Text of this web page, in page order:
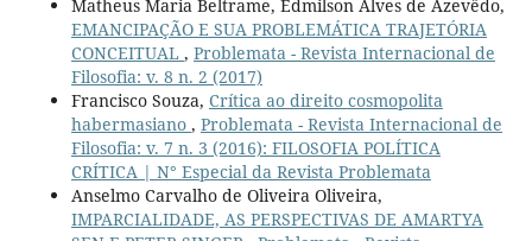
Matheus Maria Beltrame, Edmilson Alves de Azevêdo,
EMANCIPAÇÃO E SUA PROBLEMÁTICA TRAJETÓRIA
CONCEITUAL , Problemata - Revista Internacional de
Filosofia: v. 8 n. 2 (2017)
Francisco Souza, Crítica ao direito cosmopolita
habermasiano , Problemata - Revista Internacional de
Filosofia: v. 7 n. 3 (2016): FILOSOFIA POLÍTICA
CRÍTICA | N° Especial da Revista Problemata
Anselmo Carvalho de Oliveira Oliveira,
IMPARCIALIDADE, AS PERSPECTIVAS DE AMARTYA